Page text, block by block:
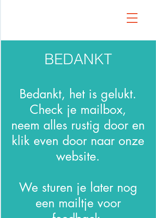
BEDANKT
Bedankt, het is gelukt.
Check je mailbox,
neem alles rustig door en
klik even door naar onze
website.
We sturen je later nog
een mailtje voor